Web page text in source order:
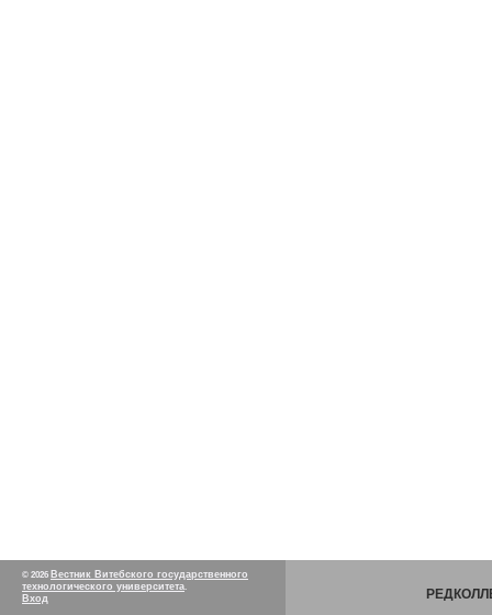
© 2026 Вестник Витебского государственного
технологического университета.
Вход